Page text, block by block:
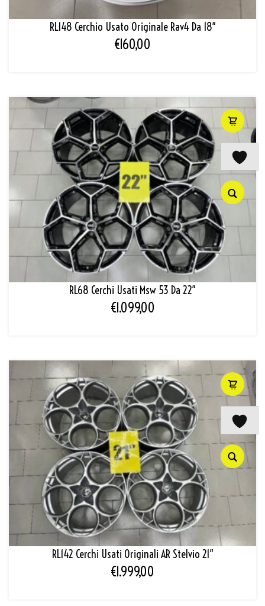
RL148 Cerchio Usato Originale Rav4 Da 18″
€160,00
RL68 Cerchi Usati Msw 53 Da 22″
€1.099,00
RL142 Cerchi Usati Originali AR Stelvio 21″
€1.999,00